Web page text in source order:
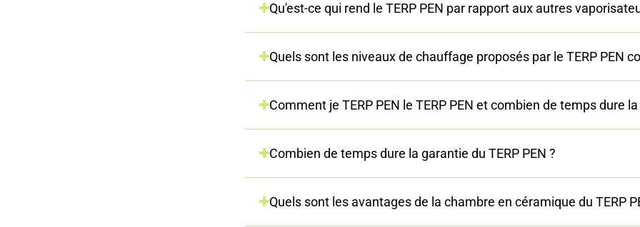
Qu'est-ce qui rend le TERP PEN par rapport aux autres
Quels sont les niveaux de chauffage proposés par le TERP PEN
Comment je TERP PEN le TERP PEN et combien de temps dure
Combien de temps dure la garantie du TERP PEN ?
Quels sont les avantages de la chambre en céramique du TERP